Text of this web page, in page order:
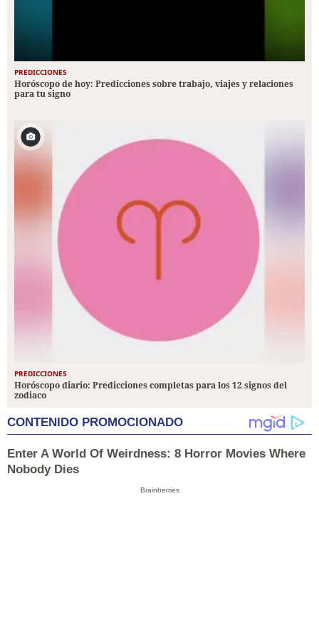
PREDICCIONES
Horóscopo de hoy: Predicciones sobre trabajo, viajes y relaciones
para tu signo
PREDICCIONES
Horóscopo diario: Predicciones completas para los 12 signos del
zodiaco
CONTENIDO PROMOCIONADO
Enter A World Of Weirdness: 8 Horror Movies Where
Nobody Dies
Brainberries